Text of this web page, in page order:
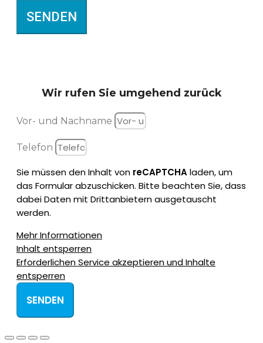
SENDEN
Wir rufen Sie umgehend zurück
Vor- und Nachname
Telefon
Sie müssen den Inhalt von reCAPTCHAladen, um
das Formular abzuschicken. Bitte beachten Sie, dass
dabei Daten mit Drittanbietern ausgetauscht
werden.
Mehr Informationen
Inhalt entsperren
Erforderlichen Service akzeptieren und Inhalte
entsperren
SENDEN